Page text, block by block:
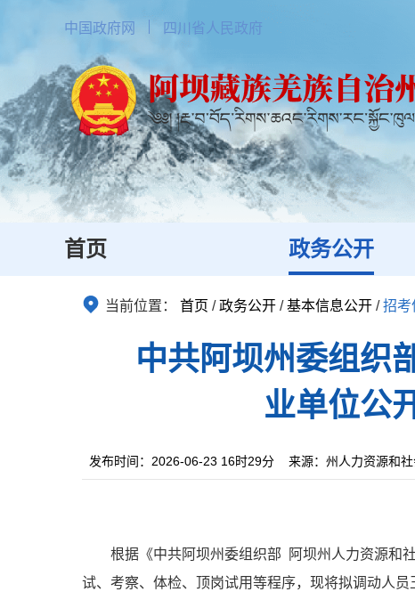
中国政府网 四川省人民政府
首页 政务公开
当前位置： 首页 /政务公开 /基本信息公开 /招考
中共阿坝州委组织
业单位公
发布时间：2026-06-23 16时29分 来源：州人力资源和
根据《中共阿坝州委组织部 阿坝州人力资源和
试、考察、体检、 顶岗试用等程序，现将拟调动人员